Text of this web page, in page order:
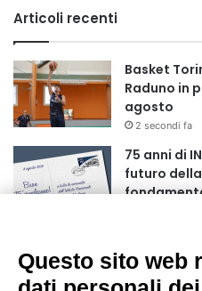
Articoli recenti
Basket
Raduno in
agosto
2 secondi fa
75 anni di
futuro
nel pieno
4 ore fa
Questo sito web